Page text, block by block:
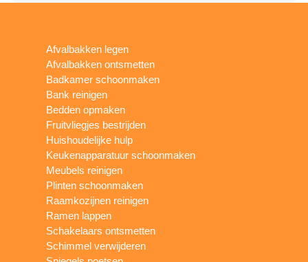
Afvalbakken legen
Afvalbakken ontsmetten
Badkamer schoonmaken
Bank reinigen
Bedden opmaken
Fruitvliegjes bestrijden
Huishoudelijke hulp
Keukenapparatuur schoonmaken
Meubels reinigen
Plinten schoonmaken
Raamkozijnen reinigen
Ramen lappen
Schakelaars ontsmetten
Schimmel verwijderen